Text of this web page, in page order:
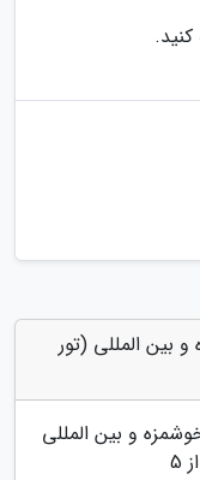
بین المللی (تور
و بین المللی
از 5